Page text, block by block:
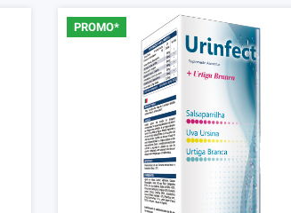
PROMO*